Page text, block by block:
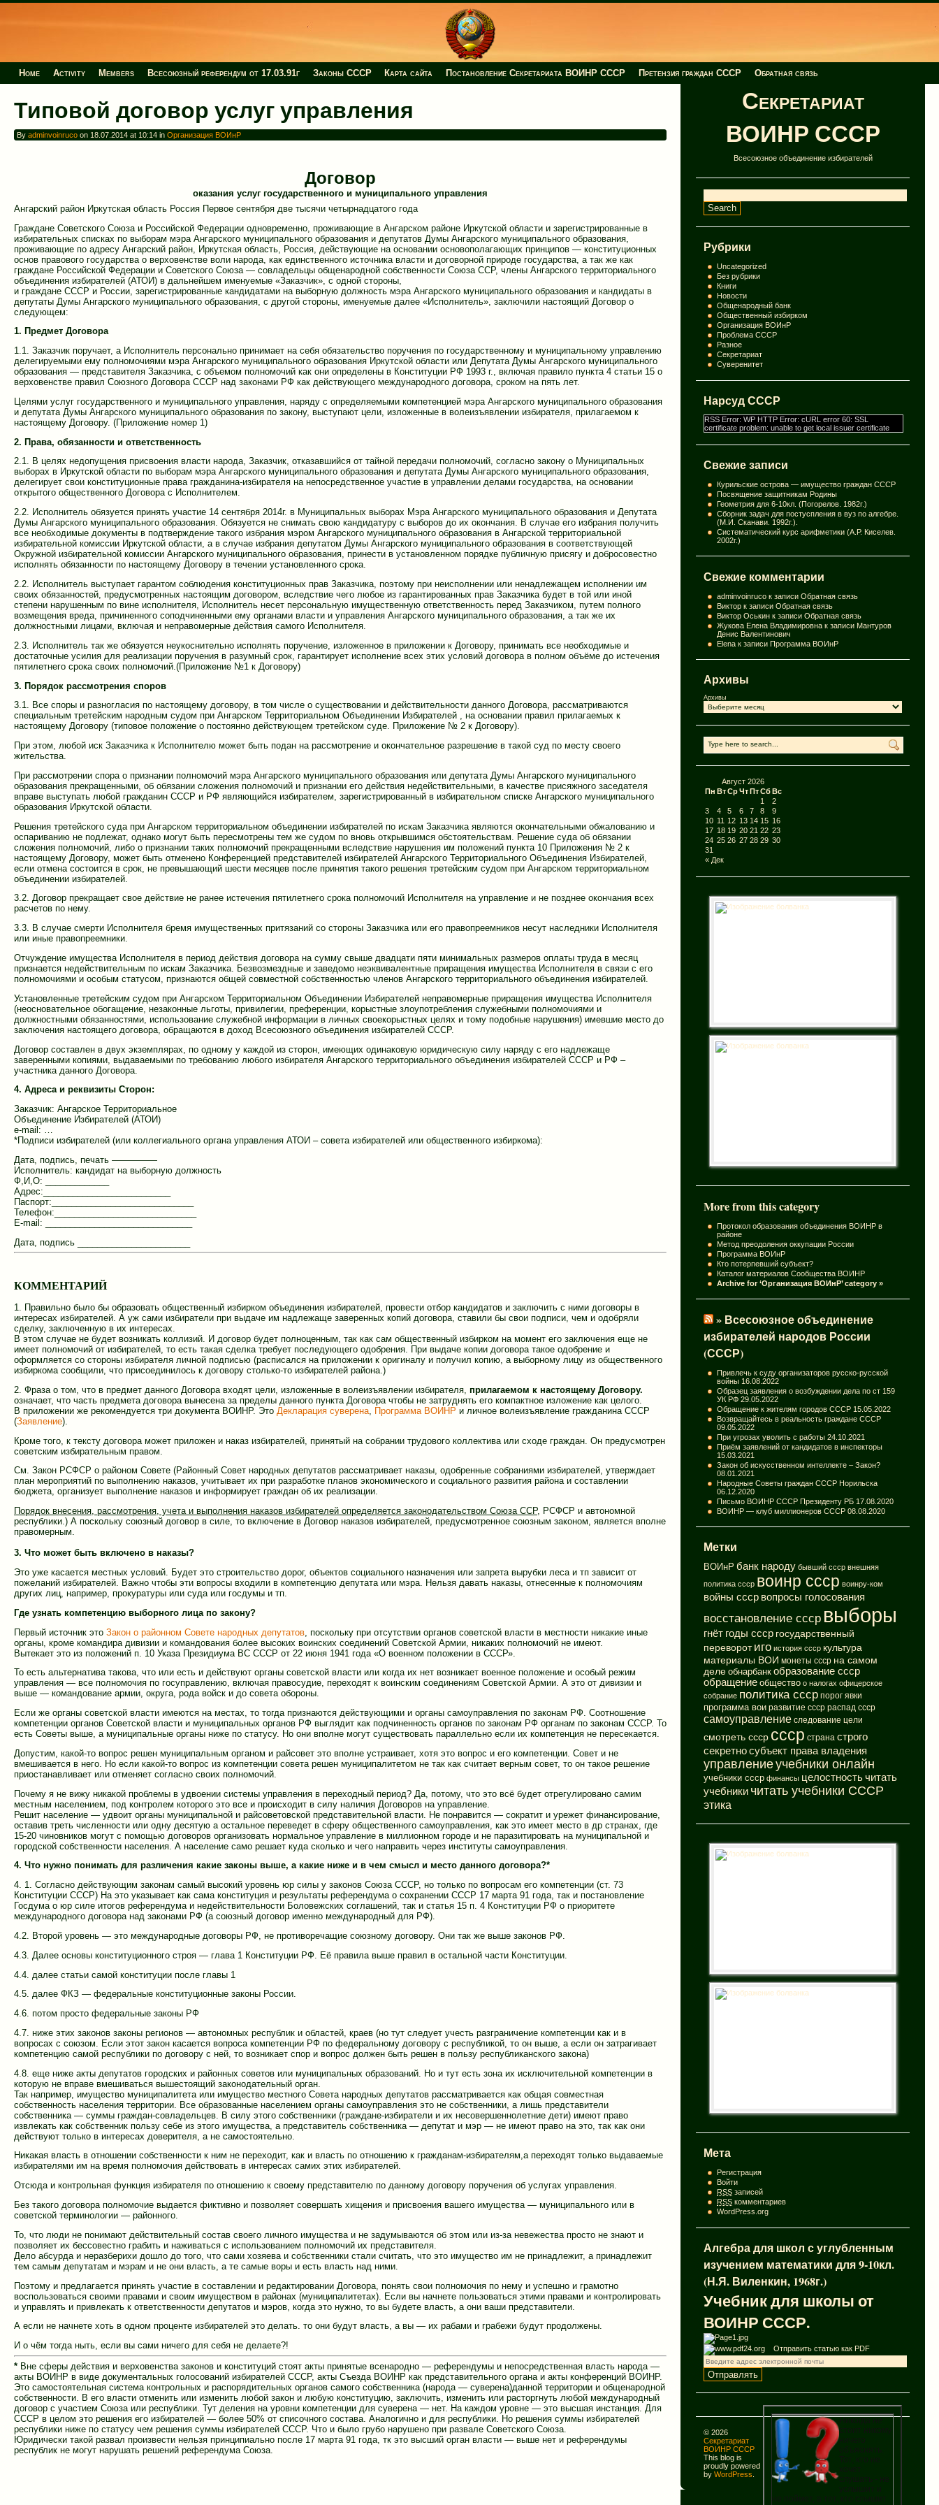
Home Activity Members Всесоюзный референдум от 17.03.91г Законы СССР Карта сайта Постановление Секретариата ВОИНР СССР Претензия граждан СССР Обратная связь
Секретариат
ВОИНР СССР
Всесоюзное объединение избирателей
Рубрики
Uncategorized
Без рубрики
Книги
Новости
Общенародный банк
Общественный избирком
Организация ВОИнР
Проблема СССР
Разное
Секретариат
Суверенитет
Нарсуд СССР
RSS Error: WP HTTP Error: cURL error 60: SSL
certificate problem: unable to get local issuer certificate
Свежие записи
Курильские острова — имущество граждан СССР
Посвящение защитникам Родины
Геометрия для 6-10кл. (Погорелов. 1982г.)
Сборник задач для постуспления в вуз по алгебре.
(М.И. Сканави. 1992г.).
Систематический курс арифметики (А.Р. Киселев.
2002г.)
Свежие комментарии
adminvoinruco к записиОбратная связь
Виктор к записиОбратная связь
Виктор Оськин к записиОбратная связь
Жукова Елена Владимировна к записиМантуров
Денис Валентинович
Elena к записиПрограмма ВОИнР
Архивы
Архивы
Август 2026
Пн ВтСрЧтПтСбВс
« Дек
1
2
3
4 5 6 7 8
9
10 11 12 13 14 15 16
17 18 19 20 21 22 23
24 25 26 27 28 29 30
31
More from this category
Протокол образования объединения ВОИНР в
районе
Метод преодоления оккупации России
Программа ВОИнР
Кто потерпевший субъект?
Каталог материалов Сообщества ВОИНР
Archive for ‘Организация ВОИнР’ category »
» Всесоюзное объединение
избирателей народов России
(СССР)
Привлечь к суду организаторов русско-русской
войны 16.08.2022
Образец заявления о возбуждении дела по ст 159
УК РФ 29.05.2022
Обращение к жителям городов СССР 15.05.2022
Возвращайтесь в реальность граждане СССР
09.05.2022
При угрозах уволить с работы 24.10.2021
Приём заявлений от кандидатов в инспекторы
15.03.2021
Закон об искусственном интеллекте – Закон?
08.01.2021
Народные Советы граждан СССР Норильска
06.12.2020
Письмо ВОИНР СССР Президенту РБ 17.08.2020
ВОИНР — клуб миллионеров СССР 08.08.2020
Метки
ВОИнР банк народу бывший ссср внешняя
политика ссср воинр ссср воинру-ком
войны ссср вопросы голосования
восстановление ссср выборы
гнёт годы ссср государственный
переворот иго история ссср культура
материалы ВОИ монеты ссср на самом
деле обнарбанк образование ссср
обращение общество о налогах офицерское
собрание политика ссср порог явки
программа вои развитие ссср распад ссср
самоуправление следование цели
смотреть ссср ссср страна строго
секретно субъект права владения
управлениеучебники онлайн
учебники ссср финансы целостность читать
учебники читать учебники СССР
этика
Мета
Регистрация
Войти
RSS записей
RSS комментариев
WordPress.org
Алгебра для школ с углубленным
изучением математики для 9-10кл.
(Н.Я. Виленкин, 1968г.)
Учебник для школы от
ВОИНР СССР.
Отправить статью как PDF
Никогда не
© 2026
Секретариат
ВОИНР СССР
This blog is
proudly powered
by WordPress
Типовой договор услуг управления
By adminvoinrucoon 18.07.2014 at 10:14 in Организация ВОИнР
Договор
оказания услуг государственного и муниципального управления
Ангарский район Иркутская область Россия Первое сентября две тысячи четырнадцатого года
Граждане Советского Союза и Российской Федерации одновременно, проживающие в Ангарском районе Иркутской области и зарегистрированные в
избирательных списках по выборам мэра Ангарского муниципального образования и депутатов Думы Ангарского муниципального образования,
проживающие по адресу Ангарский район, Иркутская область, Россия, действующие на основании основополагающих принципов — конституционных
основ правового государства о верховенстве воли народа, как единственного источника власти и договорной природе государства, а так же как
граждане Российской Федерации и Советского Союза — совладельцы общенародной собственности Союза ССР, члены Ангарского территориального
объединения избирателей (АТОИ) в дальнейшем именуемые «Заказчик», с одной стороны,
и граждане СССР и России, зарегистрированные кандидатами на выборную должность мэра Ангарского муниципального образования и кандидаты в
депутаты Думы Ангарского муниципального образования, с другой стороны, именуемые далее «Исполнитель», заключили настоящий Договор о
следующем:
1. Предмет Договора
1.1. Заказчик поручает, а Исполнитель персонально принимает на себя обязательство поручения по государственному и муниципальному управлению
делегируемыми ему полномочиями мэра Ангарского муниципального образования Иркутской области или Депутата Думы Ангарского муниципального
образования — представителя Заказчика, с объемом полномочий как они определены в Конституции РФ 1993 г., включая правило пункта 4 статьи 15 о
верховенстве правил Союзного Договора СССР над законами РФ как действующего международного договора, сроком на пять лет.
Целями услуг государственного и муниципального управления, наряду с определяемыми компетенцией мэра Ангарского муниципального образования
и депутата Думы Ангарского муниципального образования по закону, выступают цели, изложенные в волеизъявлении избирателя, прилагаемом к
настоящему Договору. (Приложение номер 1)
2. Права, обязанности и ответственность
2.1. В целях недопущения присвоения власти народа, Заказчик, отказавшийся от тайной передачи полномочий, согласно закону о Муниципальных
выборах в Иркутской области по выборам мэра Ангарского муниципального образования и депутата Думы Ангарского муниципального образования,
делегирует свои конституционные права гражданина-избирателя на непосредственное участие в управлении делами государства, на основании
открытого общественного Договора с Исполнителем.
2.2. Исполнитель обязуется принять участие 14 сентября 2014г. в Муниципальных выборах Мэра Ангарского муниципального образования и Депутата
Думы Ангарского муниципального образования. Обязуется не снимать свою кандидатуру с выборов до их окончания. В случае его избрания получить
все необходимые документы в подтверждение такого избрания мэром Ангарского муниципального образования в Ангарской территориальной
избирательной комиссии Иркутской области, а в случае избрания депутатом Думы Ангарского муниципального образования в соответствующей
Окружной избирательной комиссии Ангарского муниципального образования, принести в установленном порядке публичную присягу и добросовестно
исполнять обязанности по настоящему Договору в течении установленного срока.
2.2. Исполнитель выступает гарантом соблюдения конституционных прав Заказчика, поэтому при неисполнении или ненадлежащем исполнении им
своих обязанностей, предусмотренных настоящим договором, вследствие чего любое из гарантированных прав Заказчика будет в той или иной
степени нарушенным по вине исполнителя, Исполнитель несет персональную имущественную ответственность перед Заказчиком, путем полного
возмещения вреда, причиненного соподчиненными ему органами власти и управления Ангарского муниципального образования, а так же их
должностными лицами, включая и неправомерные действия самого Исполнителя.
2.3. Исполнитель так же обязуется неукоснительно исполнять поручение, изложенное в приложении к Договору, принимать все необходимые и
достаточные усилия для реализации поручения в разумный срок, гарантирует исполнение всех этих условий договора в полном объёме до истечения
пятилетнего срока своих полномочий.(Приложение №1 к Договору)
3. Порядок рассмотрения споров
3.1. Все споры и разногласия по настоящему договору, в том числе о существовании и действительности данного Договора, рассматриваются
специальным третейским народным судом при Ангарском Территориальном Объединении Избирателей , на основании правил прилагаемых к
настоящему Договору (типовое положение о постоянно действующем третейском суде. Приложение № 2 к Договору).
При этом, любой иск Заказчика к Исполнителю может быть подан на рассмотрение и окончательное разрешение в такой суд по месту своего
жительства.
При рассмотрении спора о признании полномочий мэра Ангарского муниципального образования или депутата Думы Ангарского муниципального
образования прекращенными, об обязании сложения полномочий и признании его действия недействительными, в качестве присяжного заседателя
вправе выступать любой гражданин СССР и РФ являющийся избирателем, зарегистрированный в избирательном списке Ангарского муниципального
образования Иркутской области.
Решения третейского суда при Ангарском территориальном объединении избирателей по искам Заказчика являются окончательными обжалованию и
оспариванию не подлежат, однако могут быть пересмотрены тем же судом по вновь открывшимся обстоятельствам. Решение суда об обязании
сложения полномочий, либо о признании таких полномочий прекращенными вследствие нарушения им положений пункта 10 Приложения № 2 к
настоящему Договору, может быть отменено Конференцией представителей избирателей Ангарского Территориального Объединения Избирателей,
если отмена состоится в срок, не превышающий шести месяцев после принятия такого решения третейским судом при Ангарском территориальном
объединении избирателей.
3.2. Договор прекращает свое действие не ранее истечения пятилетнего срока полномочий Исполнителя на управление и не позднее окончания всех
расчетов по нему.
3.3. В случае смерти Исполнителя бремя имущественных притязаний со стороны Заказчика или его правопреемников несут наследники Исполнителя
или иные правопреемники.
Отчуждение имущества Исполнителя в период действия договора на сумму свыше двадцати пяти минимальных размеров оплаты труда в месяц
признается недействительным по искам Заказчика. Безвозмездные и заведомо неэквивалентные приращения имущества Исполнителя в связи с его
полномочиями и особым статусом, признаются общей совместной собственностью членов Ангарского территориального объединения избирателей.
Установленные третейским судом при Ангарском Территориальном Объединении Избирателей неправомерные приращения имущества Исполнителя
(неосновательное обогащение, незаконные льготы, привилегии, преференции, корыстные злоупотребления служебными полномочиями и
должностными обязанностями, использование служебной информации в личных своекорыстных целях и тому подобные нарушения) имевшие место до
заключения настоящего договора, обращаются в доход Всесоюзного объединения избирателей СССР.
Договор составлен в двух экземплярах, по одному у каждой из сторон, имеющих одинаковую юридическую силу наряду с его надлежаще
заверенными копиями, выдаваемыми по требованию любого избирателя Ангарского территориального объединения избирателей СССР и РФ –
участника данного Договора.
4. Адреса и реквизиты Сторон:
Заказчик: Ангарское Территориальное
Объединение Избирателей (АТОИ)
e-mail: …
*Подписи избирателей (или коллегиального органа управления АТОИ – совета избирателей или общественного избиркома):
Дата, подпись, печать —————
Исполнитель: кандидат на выборную должность
Ф,И,О: _____________
Адрес:__________________________
Паспорт:_____________________________
Телефон:_____________________________
E-mail: ______________________________
Дата, подпись _______________________
КОММЕНТАРИЙ
1. Правильно было бы образовать общественный избирком объединения избирателей, провести отбор кандидатов и заключить с ними договоры в
интересах избирателей. А уж сами избиратели при выдаче им надлежаще заверенных копий договора, ставили бы свои подписи, чем и одобряли
сделку, заключенную в их интересах.
В этом случае не будет возникать коллизий. И договор будет полноценным, так как сам общественный избирком на момент его заключения еще не
имеет полномочий от избирателей, то есть такая сделка требует последующего одобрения. При выдаче копии договора такое одобрение и
оформляется со стороны избирателя личной подписью (расписался на приложении к оригиналу и получил копию, а выборному лицу из общественного
избиркома сообщили, что присоединилось к договору столько-то избирателей района.)
2. Фраза о том, что в предмет данного Договора входят цели, изложенные в волеизъявлении избирателя, прилагаемом к настоящему Договору.
означает, что часть предмета договора вынесена за пределы данного пункта Договора чтобы не затруднять его компактное изложение как целого.
В приложении же рекомендуется три документа ВОИНР. Это Декларация суверена Программа ВОИНР и личное волеизъявление гражданина СССР
(Заявление).
Кроме того, к тексту договора может приложен и наказ избирателей, принятый на собрании трудового коллектива или сходе граждан. Он предусмотрен
советским избирательным правом.
См. Закон РСФСР о районом Совете (Районный Совет народных депутатов рассматривает наказы, одобренные собраниями избирателей, утверждает
план мероприятий по выполнению наказов, учитывает их при разработке планов экономического и социального развития района и составлении
бюджета, организует выполнение наказов и информирует граждан об их реализации.
Порядок внесения, рассмотрения, учета и выполнения наказов избирателей определяется законодательством Союза ССР, РСФСР и автономной
республики.) А поскольку союзный договор в силе, то включение в Договор наказов избирателей, предусмотренное союзным законом, является вполне
правомерным.
3. Что может быть включено в наказы?
Это уже касается местных условий. Будет это строительство дорог, объектов социального назначения или запрета вырубки леса и тп зависит от
пожеланий избирателей. Важно чтобы эти вопросы входили в компетенцию депутата или мэра. Нельзя давать наказы, отнесенные к полномочиям
других лиц, например, прокуратуры или суда или госдумы и тп.
Где узнать компетенцию выборного лица по закону?
Первый источник это Закон о районном Совете народных депутатов , поскольку при отсутствии органов советской власти в местности никакие иные
органы, кроме командира дивизии и командования более высоких воинских соединений Советской Армии, никаких полномочий не имеют.
Вытекает это из положений п. 10 Указа Президиума ВС СССР от 22 июня 1941 года «О военном положении в СССР».
То есть альтернатива такова, что или есть и действуют органы советской власти или когда их нет возникает военное положение и особый режим
управления — все полномочия по госуправлению, включая правосудие, переходят к воинским соединениям Советской Армии. А это от дивизии и
выше — командование армии, округа, рода войск и до совета обороны.
Если же органы советской власти имеются на местах, то тогда признаются действующими и органы самоуправления по законам РФ. Соотношение
компетенции органов Советской власти и муниципальных органов РФ выглядит как подчиненность органов по законам РФ органам по законам СССР. То
есть Советы выше, а муниципальные органы ниже по статусу. Но они вполне могут существовать параллельно если их компетенция не пересекается.
Допустим, какой-то вопрос решен муниципальным органом и райсовет это вполне устраивает, хотя это вопрос и его компетенции. Совет и не
вмешивается в него. Но если какой-то вопрос из компетенции совета решен муниципалитетом не так как считает верным совет, то он такое решение
приостанавливает или отменяет согласно своих полномочий.
Почему я не вижу никакой проблемы в удвоении системы управления в переходный период? Да, потому, что это всё будет отрегулировано самим
местным населением, под контролем которого это все и происходит в силу наличия Договоров на управление.
Решит население — удвоит органы муниципальной и райсоветовской представительной власти. Не понравится — сократит и урежет финансирование,
оставив треть численности или одну десятую а остальное переведет в сферу общественного самоуправления, как это имеет место в др странах, где
15-20 чиновников могут с помощью договоров организовать нормальное управление в миллионном городе и не паразитировать на муниципальной и
городской собственности населения. А население само решает куда сколько и чего направить через институты самоуправления.
4. Что нужно понимать для различения какие законы выше, а какие ниже и в чем смысл и место данного договора?*
4. 1. Согласно действующим законам самый высокий уровень юр силы у законов Союза СССР, но только по вопросам его компетенции (ст. 73
Конституции СССР) На это указывает как сама конституция и результаты референдума о сохранении СССР 17 марта 91 года, так и постановление
Госдума о юр силе итогов референдума и недействительности Боловежских соглашений, так и статья 15 п. 4 Конституции РФ о приоритете
международного договора над законами РФ (а союзный договор именно международный для РФ).
4.2. Второй уровень — это международные договоры РФ, не противоречащие союзному договору. Они так же выше законов РФ.
4.3. Далее основы конституционного строя — глава 1 Конституции РФ. Её правила выше правил в остальной части Конституции.
4.4. далее статьи самой конституции после главы 1
4.5. далее ФКЗ — федеральные конституционные законы России.
4.6. потом просто федеральные законы РФ
4.7. ниже этих законов законы регионов — автономных республик и областей, краев (но тут следует учесть разграничение компетенции как и в
вопросах с союзом. Если этот закон касается вопроса компетенции РФ по федеральному договору с республикой, то он выше, а если он затрагивает
компетенцию самой республики по договору с ней, то возникает спор и вопрос должен быть решен в пользу республиканского закона)
4.8. еще ниже акты депутатов городских и районных советов или муниципальных образований. Но и тут есть зона их исключительной компетенции в
которую не вправе вмешиваться вышестоящий законодательный орган.
Так например, имущество муниципалитета или имущество местного Совета народных депутатов рассматривается как общая совместная
собственность населения территории. Все образованные населением органы самоуправления это не собственники, а лишь представители
собственника — суммы граждан-совладельцев. В силу этого собственники (граждане-избиратели и их несовершеннолетние дети) имеют право
извлекать как собственник пользу себе из этого имущества, а представитель собственника — депутат и мэр — не имеют право на это, так как они
действуют только в интересах доверителя, а не самостоятельно.
Никакая власть в отношении собственности к ним не переходит, как и власть по отношению к гражданам-избирателям,а переходят только выдаваемые
избирателями им на время полномочия действовать в интересах самих этих избирателей.
Отсюда и контрольная функция избирателя по отношению к своему представителю по данному договору поручения об услугах управления.
Без такого договора полномочие выдается фиктивно и позволяет совершать хищения и присвоения вашего имущества — муниципального или в
советской терминологии — районного.
То, что люди не понимают действительный состав своего личного имущества и не задумываются об этом или из-за невежества просто не знают и
позволяет их бессовестно грабить и наживаться с использованием полномочий их представителя.
Дело абсурда и неразберихи дошло до того, что сами хозяева и собственники стали считать, что это имущество им не принадлежит, а принадлежит
тем самым депутатам и мэрам и не они власть, а те самые воры и есть власть над ними.
Поэтому и предлагается принять участие в составлении и редактировании Договора, понять свои полномочия по нему и успешно и грамотно
воспользоваться своими правами и своим имуществом в районах (муниципалитетах). Если вы начнете пользоваться этими правами и контролировать
и управлять и привлекать к ответственности депутатов и мэров, когда это нужно, то вы будете власть, а они ваши представители.
А если не начнете хоть в одном проценте избирателей это делать. то они будут власть, а вы — их рабами и грабежи будут продолжены.
И о чём тогда ныть, если вы сами ничего для себя не делаете?!
* Вне сферы действия и верховенства законов и конституций стоят акты принятые всенародно — референдумы и непосредственная власть народа —
акты ВОИНР в виде документальных голосований избирателей СССР, акты Съезда ВОИНР как представительного органа и акты конференций ВОИНР.
Это самостоятельная система контрольных и распорядительных органов самого собственника (народа — суверена)данной территории и общенародной
собственности. В его власти отменить или изменить любой закон и любую конституцию, заключить, изменить или расторгнуть любой международный
договор с участием Союза или республики. Тут деления на уровни компетенции для суверена — нет. На каждом уровне — это высшая инстанция. Для
СССР в целом это решения его избирателей — более 50% от списочного состава. Аналогично и для республики. Но решения суммы избирателей
республики ниже по статусу чем решения суммы избирателей СССР. Что и было грубо нарушено при развале Советского Союза.
Юридически такой развал произвести нельзя принципиально после 17 марта 91 года, тк это высший орган власти — выше нет и референдумы
республик не могут нарушать решений референдума Союза.